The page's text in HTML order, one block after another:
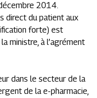
2014.
direct du patient aux
forte) est
ministre, à l’agrément
dans le secteur de la
de la e-pharmacie,